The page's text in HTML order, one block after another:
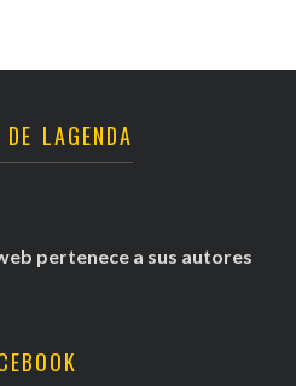
LAGENDA
pertenece a sus autores